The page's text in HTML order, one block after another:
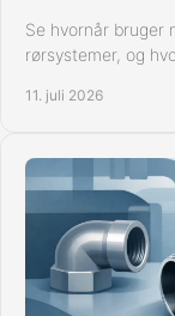
Se hvornår bruger
rørsystemer, og
11. juli 2026